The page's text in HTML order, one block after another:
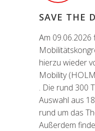
SAVE THE
Am 09.06.2026
hierzu wieder
Mobility
. Die rund 300
Auswahl aus
rund um das
Außerdem